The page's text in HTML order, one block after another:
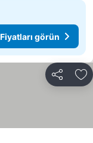
Fiyatları görün
Paylaş